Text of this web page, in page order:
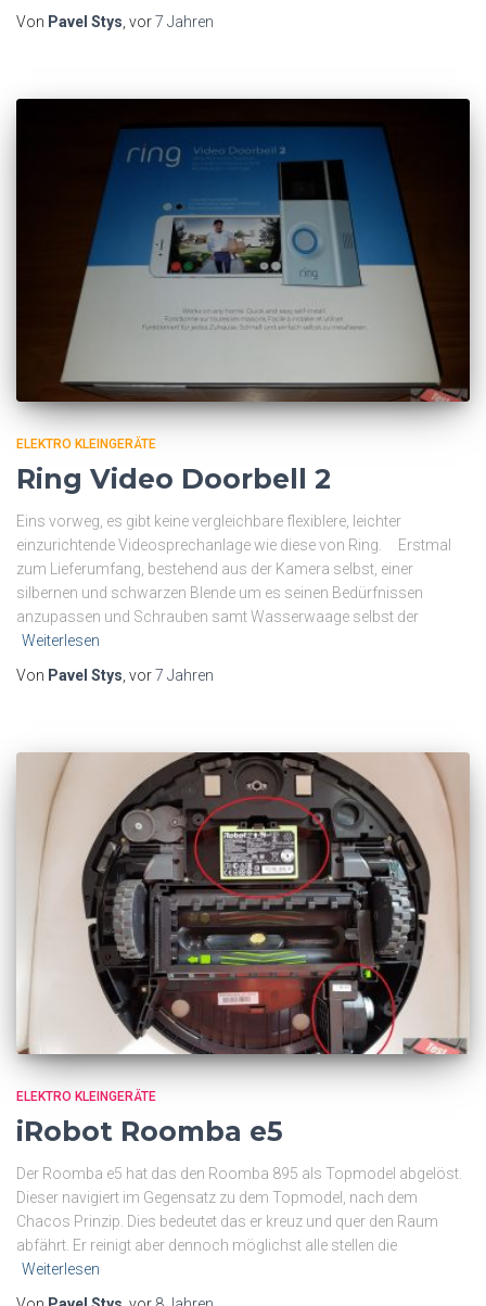
Von Pavel Stys , vor7 Jahren
ELEKTRO KLEINGERÄTE
Ring Video Doorbell 2
Eins vorweg, es gibt keine vergleichbare flexiblere, leichter
einzurichtende Videosprechanlage wie diese von Ring. Erstmal
zum Lieferumfang, bestehend aus der Kamera selbst, einer
silbernen und schwarzen Blende um es seinen Bedürfnissen
anzupassen und Schrauben samt Wasserwaage selbst der
Weiterlesen
Von Pavel Stys , vor7 Jahren
ELEKTRO KLEINGERÄTE
iRobot Roomba e5
Der Roomba e5 hat das den Roomba 895 als Topmodel abgelöst.
Dieser navigiert im Gegensatz zu dem Topmodel, nach dem
Chacos Prinzip. Dies bedeutet das er kreuz und quer den Raum
abfährt. Er reinigt aber dennoch möglichst alle stellen die
Weiterlesen